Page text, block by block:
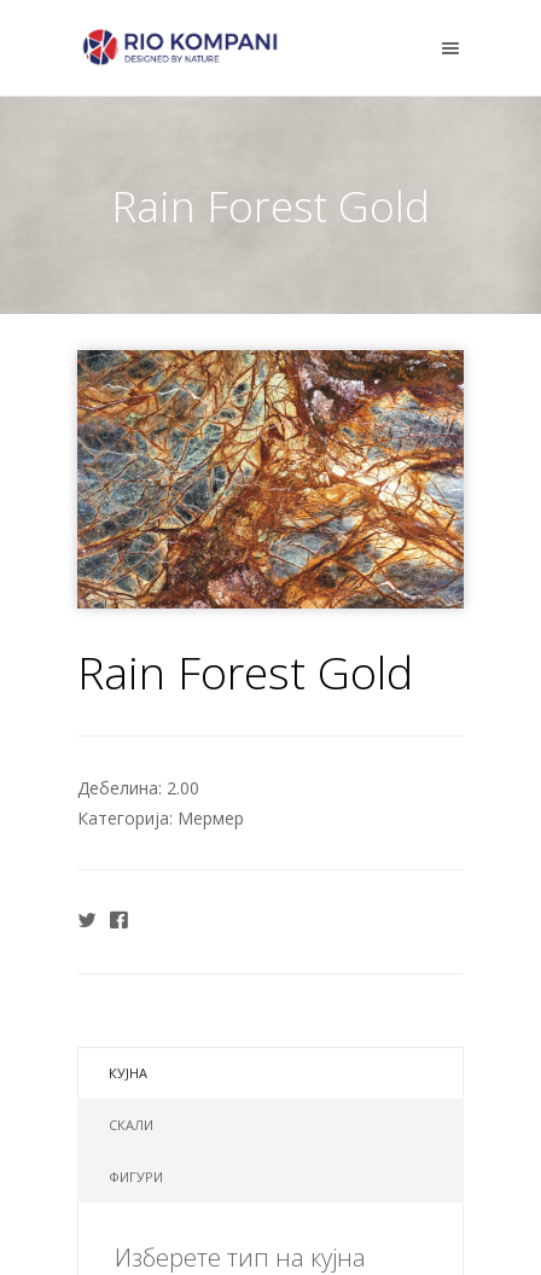
Rain Forest Gold
Rain Forest Gold
Дебелина: 2.00
Категорија: Мермер
КУЈНА
СКАЛИ
ФИГУРИ
Изберете тип на кујна